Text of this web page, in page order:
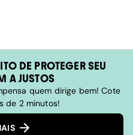
DE PROTEGER SEU
A JUSTOS
quem dirige bem! Cote
de 2 minutos!